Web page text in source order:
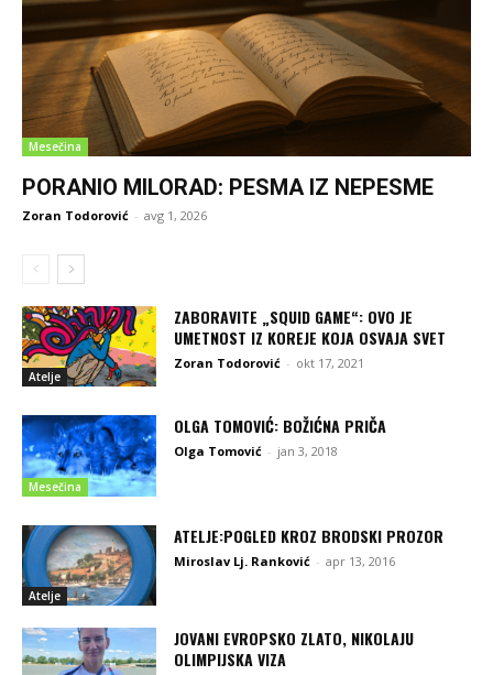
Mesečina
PORANIO MILORAD: PESMA IZ NEPESME
Zoran Todorović - avg 1, 2026
Atelje
ZABORAVITE „SQUID GAME“: OVO JE
UMETNOST IZ KOREJE KOJA OSVAJA SVET
Zoran Todorović - okt 17, 2021
Mesečina
OLGA TOMOVIĆ: BOŽIĆNA PRIČA
Olga Tomović - jan 3, 2018
Atelje
ATELJE:POGLED KROZ BRODSKI PROZOR
Miroslav Lj. Ranković - apr 13, 2016
JOVANI EVROPSKO ZLATO, NIKOLAJU
OLIMPIJSKA VIZA